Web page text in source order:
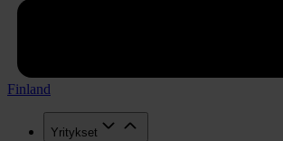
Finland
Yritykset